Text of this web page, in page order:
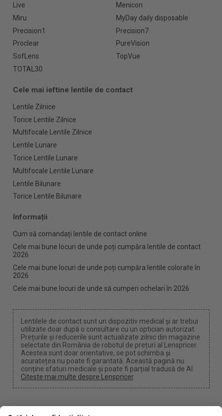
Live
Menicon
Miru
MyDay daily disposable
Precision1
Precision7
Proclear
PureVision
SofLens
TopVue
TOTAL30
Cele mai ieftine lentile de contact
Lentile Zilnice
Torice Lentile Zilnice
Multifocale Lentile Zilnice
Lentile Lunare
Torice Lentile Lunare
Multifocale Lentile Lunare
Lentile Bilunare
Torice Lentile Bilunare
Informații
Cum să comandați lentile de contact online
Cele mai bune locuri de unde poți cumpăra lentile de contact
2026
Cele mai bune locuri de unde poți cumpăra lentile colorate în
2026
Cele mai bune locuri de unde să cumperi ochelari în 2026
Lentilele de contact sunt un dispozitiv medical și ar trebui
utilizate doar după o consultare cu un optician autorizat.
Prețurile și reducerile sunt actualizate zilnic din magazine
selectate din România de robotul de prețuri al Lenspricer.
Acestea sunt doar orientative, se pot schimba și
acuratețea nu poate fi garantată. Această pagină nu
conține sfaturi medicale și poate fi parțial tradusă de AI.
Citeste mai multe despre Lenspricer.